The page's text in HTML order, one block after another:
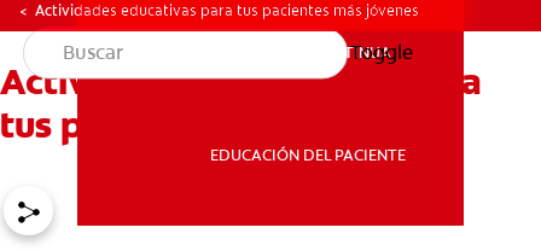
EDUCACIÓN CONTINUA
EDUCACIÓN DEL PACIENTE
EDUCACIÓN CONTINUA
EDUCACIÓN DEL PACIENTE
Toggle
Actividades educativas para tus pacientes más jóvenes
Actividades educativas para
tus pacientes más jóvenes